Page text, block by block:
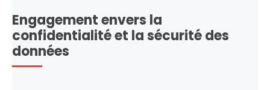
Engagement envers la
confidentialité et la sécurité des
données